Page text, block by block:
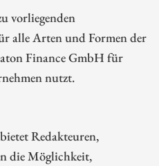
vorliegenden
alle Arten und Formen der
Finance GmbH für
nutzt.
Redakteuren,
die Möglichkeit,